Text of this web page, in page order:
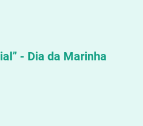
- Dia da Marinha